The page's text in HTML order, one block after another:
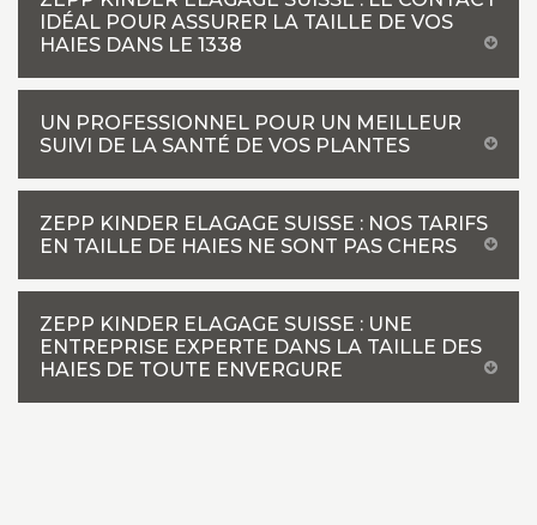
IDÉAL POUR ASSURER LA TAILLE DE VOS
HAIES DANS LE 1338
UN PROFESSIONNEL POUR UN MEILLEUR
SUIVI DE LA SANTÉ DE VOS PLANTES
ZEPP KINDER ELAGAGE SUISSE : NOS TARIFS
EN TAILLE DE HAIES NE SONT PAS CHERS
ZEPP KINDER ELAGAGE SUISSE : UNE
ENTREPRISE EXPERTE DANS LA TAILLE DES
HAIES DE TOUTE ENVERGURE